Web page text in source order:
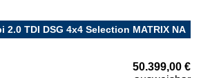
2.0 TDI DSG 4x4 Selection MATRIX NA
50.399,00 €